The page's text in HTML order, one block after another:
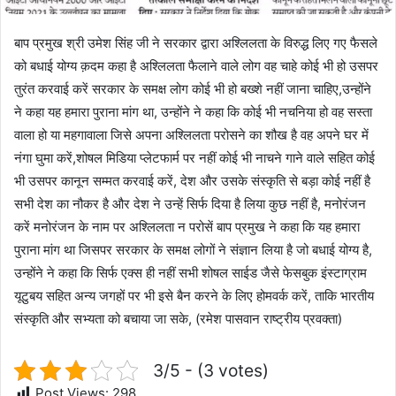
बाप प्रमुख श्री उमेश सिंह जी ने सरकार द्वारा अश्लिलता के विरुद्ध लिए गए फैसले
को बधाई योग्य क़दम कहा है अश्लिलता फैलाने वाले लोग वह चाहे कोई भी हो उसपर
तुरंत करवाई करें सरकार के समक्ष लोग कोई भी हो बख्शे नहीं जाना चाहिए,उन्होंने
ने कहा यह हमारा पुराना मांग था, उन्होंने ने कहा कि कोई भी नचनिया हो वह सस्ता
वाला हो या महगावाला जिसे अपना अश्लिलता परोसने का शौख है वह अपने घर में
नंगा घुमा करें,शोषल मिडिया प्लेटफार्म पर नहीं कोई भी नाचने गाने वाले सहित कोई
भी उसपर कानून सम्मत करवाई करें, देश और उसके संस्कृति से बड़ा कोई नहीं है
सभी देश का नौकर है और देश ने उन्हें सिर्फ दिया है लिया कुछ नहीं है, मनोरंजन
करें मनोरंजन के नाम पर अश्लिलता न परोसें बाप प्रमुख ने कहा कि यह हमारा
पुराना मांग था जिसपर सरकार के समक्ष लोगों ने संज्ञान लिया है जो बधाई योग्य है,
उन्होंने ने कहा कि सिर्फ एक्स ही नहीं सभी शोषल साईड जैसे फेसबुक इंस्टाग्राम
यूटुबय सहित अन्य जगहों पर भी इसे बैन करने के लिए होमवर्क करें, ताकि भारतीय
संस्कृति और सभ्यता को बचाया जा सके, (रमेश पासवान राष्ट्रीय प्रवक्ता)
3/5 - (3 votes)
Post Views: 298